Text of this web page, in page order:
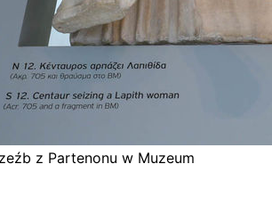
z Partenonu w Muzeum